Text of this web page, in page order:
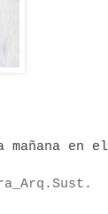
mañana en